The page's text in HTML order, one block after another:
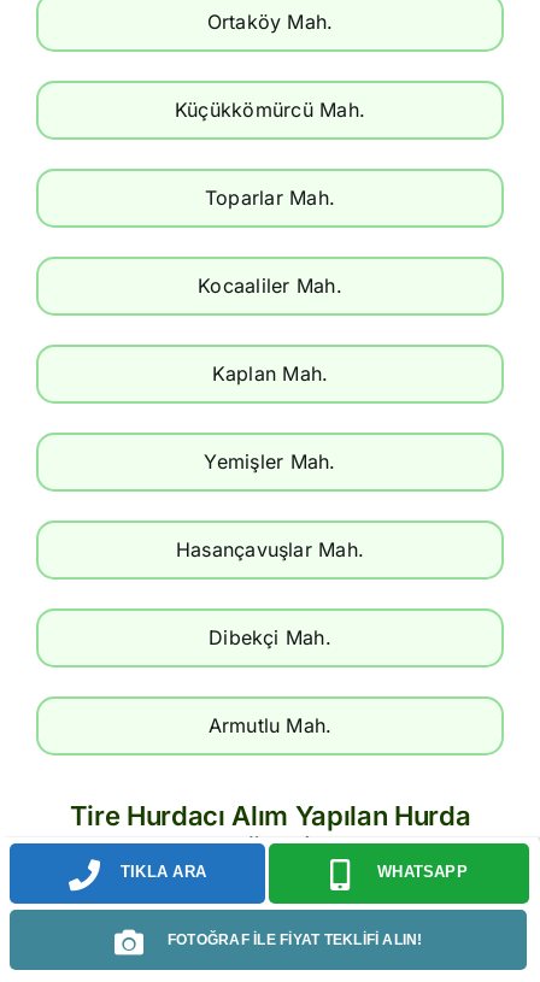
Ortaköy Mah.
Küçükkömürcü Mah.
Toparlar Mah.
Kocaaliler Mah.
Kaplan Mah.
Yemişler Mah.
Hasançavuşlar Mah.
Dibekçi Mah.
Armutlu Mah.
Tire Hurdacı Alım Yapılan Hurda
Türleri
TIKLA ARA WHATSAPP
FOTOĞRAF İLE FİYAT TEKLİFİ ALIN!